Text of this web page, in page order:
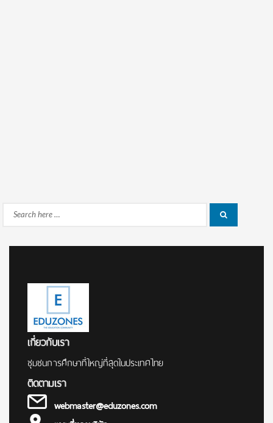
Search
เกี่ยวกับเรา
ชุมชนการศึกษาที่ใหญ่ที่สุดในประเทศไทย
ติดตามเรา
webmaster@eduzones.com